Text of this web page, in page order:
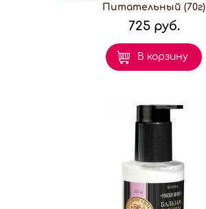
Питательный (70г)
725 руб.
В корзину